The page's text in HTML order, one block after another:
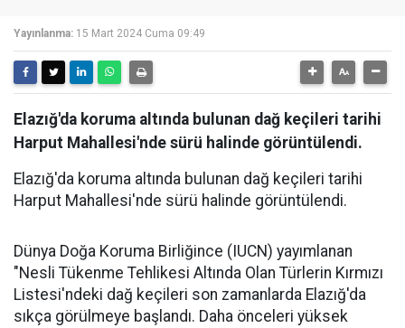
Yayınlanma: 15 Mart 2024 Cuma 09:49
Elazığ'da koruma altında bulunan dağ keçileri tarihi
Harput Mahallesi'nde sürü halinde görüntülendi.
Elazığ'da koruma altında bulunan dağ keçileri tarihi
Harput Mahallesi'nde sürü halinde görüntülendi.
Dünya Doğa Koruma Birliğince (IUCN) yayımlanan
"Nesli Tükenme Tehlikesi Altında Olan Türlerin Kırmızı
Listesi'ndeki dağ keçileri son zamanlarda Elazığ'da
sıkça görülmeye başlandı. Daha önceleri yüksek